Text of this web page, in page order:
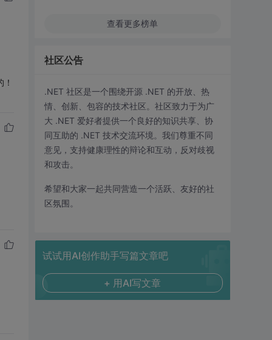
查看更多榜单
社区公告
.NET 社区是一个围绕开源 .NET 的开放、热
情、创新、包容的技术社区。社区致力于为广
大 .NET 爱好者提供一个良好的知识共享、协
同互助的 .NET 技术交流环境。我们尊重不同
意见，支持健康理性的辩论和互动，反对歧视
和攻击。
希望和大家一起共同营造一个活跃、友好的社
区氛围。
试试用AI创作助手写篇文章吧
+ 用AI写文章